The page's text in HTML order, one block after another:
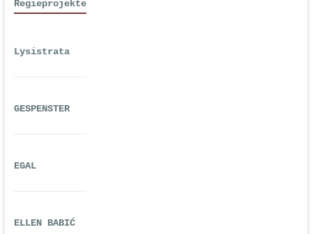
Regieprojekte
Lysistrata
GESPENSTER
EGAL
ELLEN BABIĆ